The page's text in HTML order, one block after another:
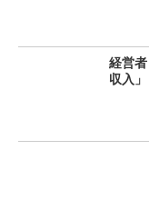
経営
収入